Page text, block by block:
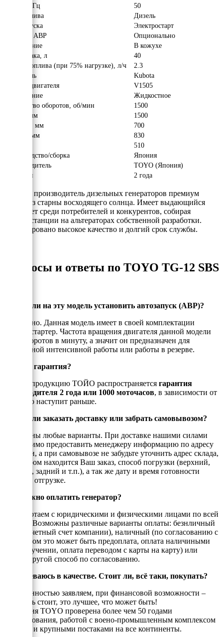
Частота, Гц
50
Вид топлива
Дизель
Тип запуска
Электростарт
Наличие АВР
Опционально
Исполнение
В кожухе
Объём бака, л
40
Расход топлива (при 75% нагрузке), л/ч
2.3
Двигатель
Kubota
Модель двигателя
V1505
Охлаждение
Жидкостное
Количество оборотов, об/мин
1500
Длина, мм
1500
Ширина, мм
700
Высота, мм
830
510
Производство/сборка
Япония
Производитель
TOYO (Япония)
Гарантия
2 года
- производитель дизельных генераторов премиум
класса из старны восходящего солнца. Имеет выдающийся
авторитет среди потребителей и конкурентов, собирая
электростанции на альтераторах собственной разработки.
Гарантировано высокое качество и долгий срок службы.
Вопросы и ответы по TOYO TG-12 SBS
Можно ли на эту модель установить автозапуск (АВР)?
Да, можно. Данная модель имеет в своей комплектации
электростартер. Частота вращения двигателя данной модели
1500 оборотов в минуту, а значит он предназначен для
постоянной интенсивной работы или работы в резерве.
Есть ли гарантия?
На всю продукцию ТОЙО распространяется гарантия
производителя 2 года или 1000 моточасов, в зависимости от
того, что наступит раньше.
Можно ли заказать доставку или забрать самовывозом?
Возможны любые варианты. При доставке нашими силами
необходимо предоставить менеджеру информацию по адресу
доставки, а при самовывозе не забудьте уточнить адрес склада,
на котором находится Ваш заказ, способ погрузки (верхний,
боковой, задний и т.п.), а так же дату и время готовности
товара к отгрузке.
Как можно оплатить генератор?
Мы работаем с юридическими и физическими лицами по всей
России. Возможны различные варианты оплаты: безнличный
(на рассчетный счет компании), наличный (по согласованию с
енеджером это может быть предоплата, оплата наличиными
при получении, оплата переводом с карты на карту) или
любой другой способ по согласованию.
Я сомневаюсь в качестве. Стоит ли, всё таки, покупать?
С уверенностью заявляем, при финансовой возможности –
покупать стоит, это лучшее, что может быть!
Компания TOYO проверена более чем 50 годами
существования, работой с воено-промышленным комплексом
Японии и крупными постаками на все континенты.